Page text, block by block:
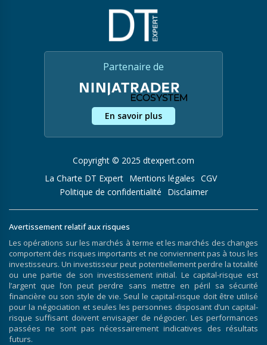
Partenaire de
En savoir plus
Copyright © 2025 dtexpert.com
La Charte DT Expert
Mentions légales CGV
Politique de confidentialité
Disclaimer
Avertissement relatif aux risques
Les opérations sur les marchés à terme et les marchés des changes
comportent des risques importants et ne conviennent pas à tous les
investisseurs. Un investisseur peut potentiellement perdre la totalité
ou une partie de son investissement initial. Le capital-risque est
l’argent que l’on peut perdre sans mettre en péril sa sécurité
financière ou son style de vie. Seul le capital-risque doit être utilisé
pour la négociation et seules les personnes disposant d’un capital-
risque suffisant doivent envisager de négocier. Les performances
passées ne sont pas nécessairement indicatives des résultats
futurs.